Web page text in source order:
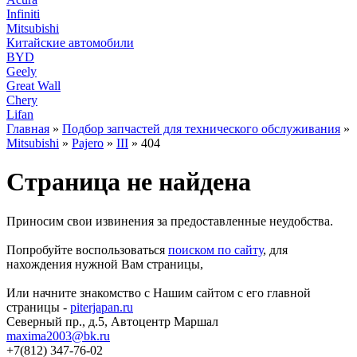
Infiniti
Mitsubishi
Китайские автомобили
BYD
Geely
Great Wall
Chery
Lifan
Главная » Подбор запчастей для технического обслуживания »
Mitsubishi » Pajero » III » 404
Страница не найдена
Приносим свои извинения за предоставленные неудобства.
Попробуйте воспользоваться поиском по сайту, для
нахождения нужной Вам страницы,
Или начните знакомство с Нашим сайтом с его главной
страницы - piterjapan.ru
Северный пр., д.5, Автоцентр Маршал
maxima2003@bk.ru
+7(812) 347-76-02